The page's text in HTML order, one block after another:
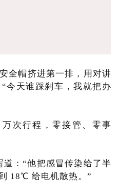
全帽挤进第一排，用对讲
今天谁踩刹车，我就把办
次行程，零接管、零事
：“他把感冒传染给了半
18℃ 给电机散热。”